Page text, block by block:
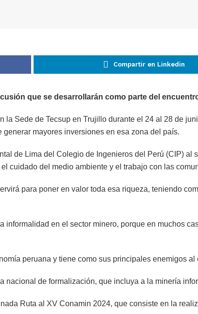
Compartir en Linkedin
que se desarrollarán como parte del
Sede de Tecsup en Trujillo durante el 24 al 28 de
mayores inversiones en esa zona del país.
de Lima del Colegio de Ingenieros del Perú (CIP) al
cuidado del medio ambiente y el trabajo con las
para poner en valor toda esa riqueza, teniendo
en el sector minero, porque en muchos
peruana y tiene como sus principales enemigos
de formalización, que incluya a la minería
Ruta al XV Conamin 2024, que consiste en la